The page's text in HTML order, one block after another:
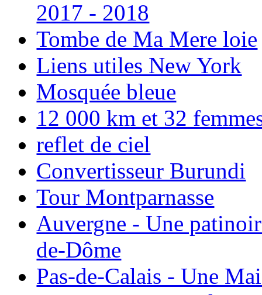
2017 - 2018
Tombe de Ma Mere loie
Liens utiles New York
Mosquée bleue
12 000 km et 32
reflet de ciel
Convertisseur Burundi
Tour Montparnasse
Auvergne - Une
de-Dôme
Pas-de-Calais - Une